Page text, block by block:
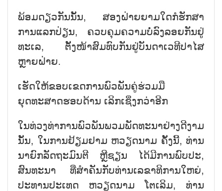
ພ້ອມດຽວກັນນັ້ນ, ສອງຝ່າຍຍາມໃດກໍຮັກສາ
ການແລກປ່ຽນ, ຄວບຄຸມຄວາມບໍ່ລົງລອຍກັນຢູ່
ທະເລ, ຕັ້ງໜ້າສົມທົບກັນຢູ່ບັນດາເວທີປາໄສ
ຫຼາຍຝ່າຍ.
ເຮັດໃຫ້ຂອບເຂດການພົວພັນຄູ່ຮ່ວມມື
ຍຸດທະສາດຮອບດ້ານ ເລິກເຊິ່ງກວ່າອີກ
ໃນທ່ວງທ່າການພົວພັນພວມພັດທະນາຢ່າງດີງາມ
ນັ້ນ, ໃນການຢ້ຽມຢາມ ຫວຽດນາມ ຄັ້ງນີ້, ທ່ານ
ນາຍົກລັດຖະມົນຕີ ຫຼີຊຽນ ໄດ້ມີການພົບປະ,
ສົນທະນາ ທີ່ສຳຄັນກັບທ່ານເລຂາທິການໃຫຍ່,
ປະທານປະເທດ ຫວຽດນາມ ໂຕເລິມ, ທ່ານ